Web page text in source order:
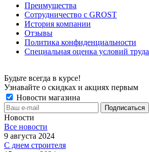
Преимущества
Сотрудничество с GROST
История компании
Отзывы
Политика конфиденциальности
Специальная оценка условий труда
Будьте всегда в курсе!
Узнавайте о скидках и акциях первым
Новости магазина
Новости
Все новости
9 августа 2024
С днем строителя